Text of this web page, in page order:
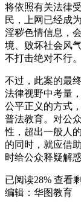
将依照有关法律
民，上网已经成
淫秽色情信息，
境、败坏社会风
不打击绝对不行。
不过，此案的最
法律视野中考量
公平正义的方式
普法教育。对公
性，超出一般人
的同时，就应借
时给公众释疑解
已阅读28% 查看
编辑：华图教育